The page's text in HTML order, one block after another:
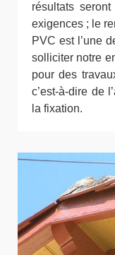
résultats
exigences ; le
PVC est l’une
solliciter notre
pour des
c’est-à-dire de
la fixation.